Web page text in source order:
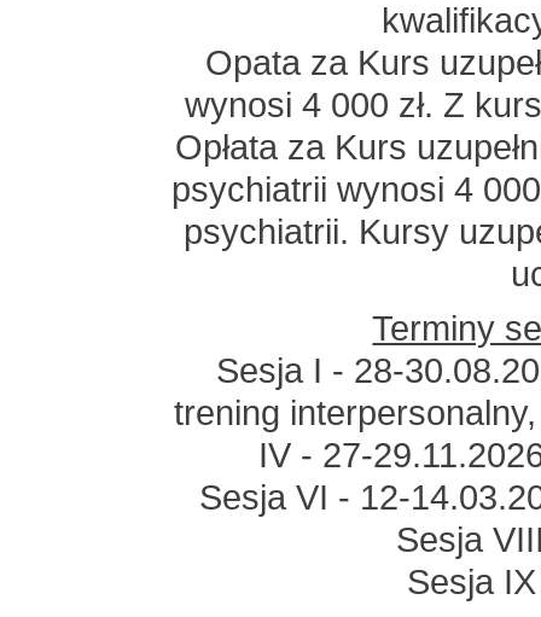
Opata za Kurs
wynosi 4 000 zł. Z
Opłata za Kurs
psychiatrii wynosi 4
psychiatrii. Kursy
Terminy
Sesja I - 28-
trening
IV - 27-
Sesja VI - 12-
Sesja
Sesja